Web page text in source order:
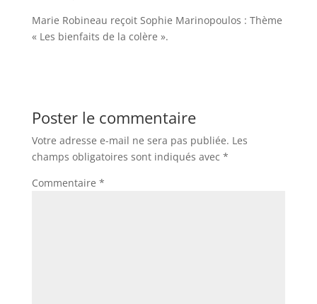
Marie Robineau reçoit Sophie Marinopoulos : Thème
« Les bienfaits de la colère ».
Poster le commentaire
Votre adresse e-mail ne sera pas publiée. Les
champs obligatoires sont indiqués avec *
Commentaire *